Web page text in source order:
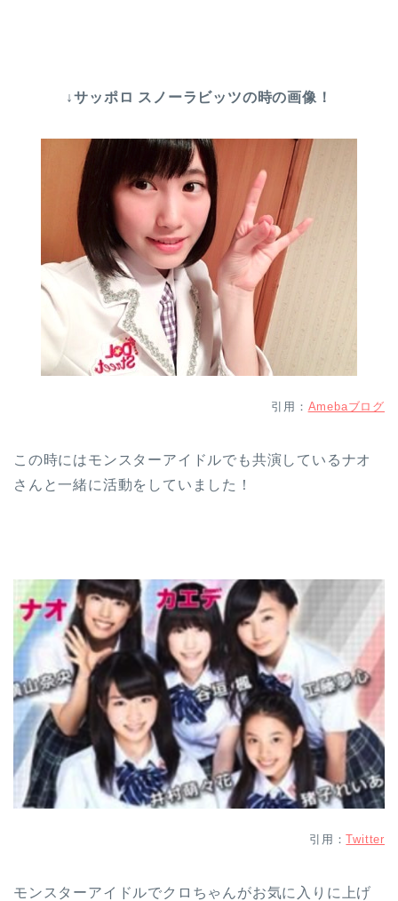
↓サッポロ スノーラビッツの時の画像！
引用： Amebaブログ
この時にはモンスターアイドルでも共演しているナオ
さんと一緒に活動をしていました！
引用：Twitter
モンスターアイドルでクロちゃんがお気に入りに上げ